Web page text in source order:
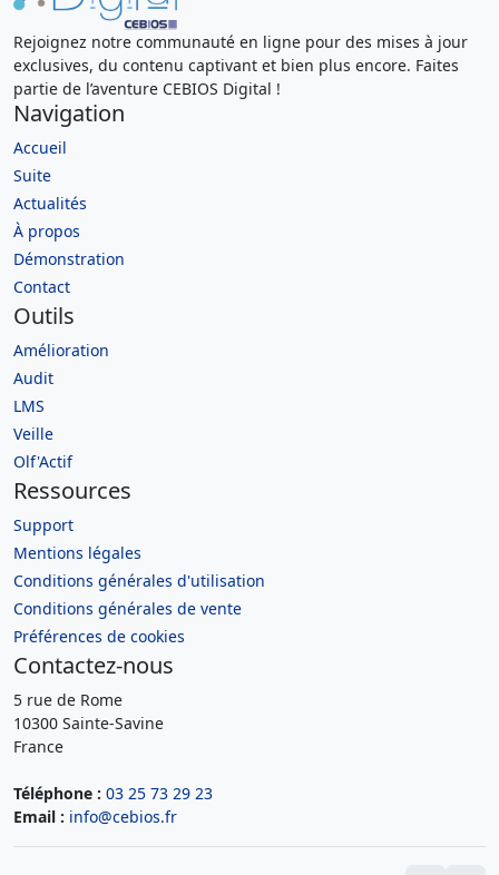
Rejoignez notre communauté en ligne pour des mises à jour
exclusives, du contenu captivant et bien plus encore. Faites
partie de l’aventure CEBIOS Digital !
Navigation
Accueil
Suite
Actualités
À propos
Démonstration
Contact
Outils
Amélioration
Audit
LMS
Veille
Olf'Actif
Ressources
Support
Mentions légales
Conditions générales d'utilisation
Conditions générales de vente
Préférences de cookies
Contactez-nous
5 rue de Rome
10300 Sainte-Savine
France
Téléphone : 03 25 73 29 23
Email : info@cebios.fr